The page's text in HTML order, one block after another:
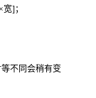
]；
不同会稍有变